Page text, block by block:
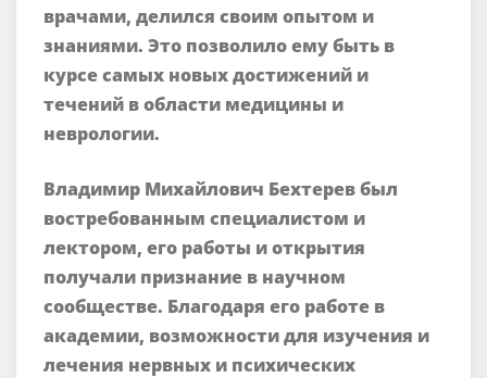
врачами, делился своим опытом и
знаниями. Это позволило ему быть в
курсе самых новых достижений и
течений в области медицины и
неврологии.
Владимир Михайлович Бехтерев был
востребованным специалистом и
лектором, его работы и открытия
получали признание в научном
сообществе. Благодаря его работе в
академии, возможности для изучения и
лечения нервных и психических